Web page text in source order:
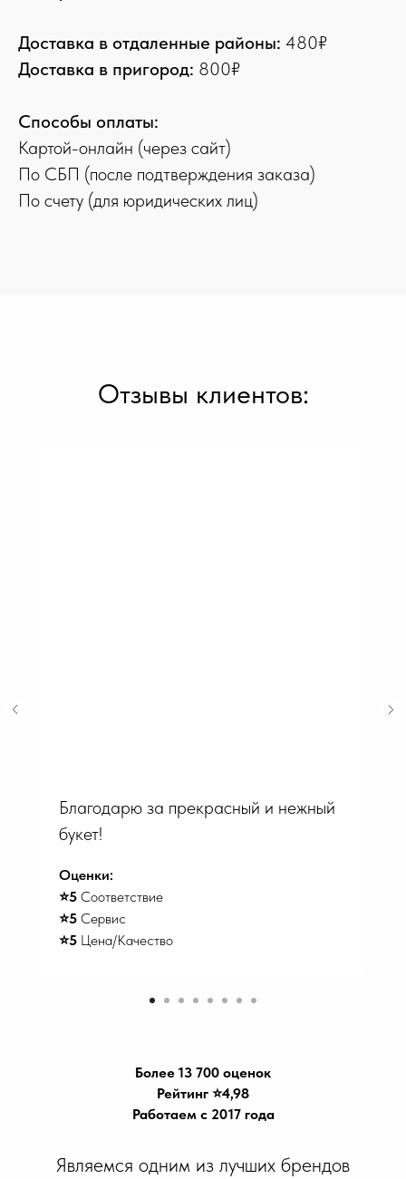
Доставка в отдаленные районы: 480₽
Доставка в пригород: 800₽
Способы оплаты:
Картой-онлайн (через сайт)
По СБП (после подтверждения заказа)
По счету (для юридических лиц)
Отзывы клиентов:
Благодарю за прекрасный и нежный
букет!
Оценки:
⭐️5 Соответствие
⭐️5 Сервис
⭐️5 Цена/Качество
Более 13 700 оценок
Рейтинг ⭐️4,98
Работаем с 2017 года
Являемся одним из лучших брендов